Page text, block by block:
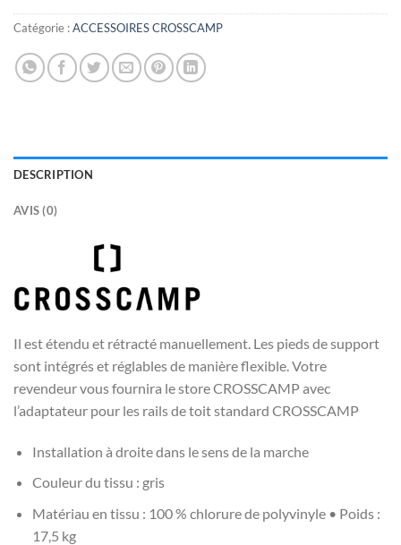
Catégorie :ACCESSOIRES CROSSCAMP
DESCRIPTION
AVIS (0)
Il est étendu et rétracté manuellement. Les pieds de support
sont intégrés et réglables de manière flexible. Votre
revendeur vous fournira le store CROSSCAMP avec
l’adaptateur pour les rails de toit standard CROSSCAMP
Installation à droite dans le sens de la marche
Couleur du tissu : gris
Matériau en tissu : 100 % chlorure de polyvinyle • Poids :
17,5 kg